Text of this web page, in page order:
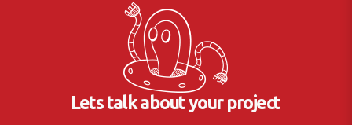
Lets talk about your project